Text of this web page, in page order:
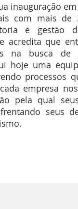
inauguração em
com mais de
e gestão
que
na busca de
hoje uma
processos
empresa
pela qual
seus